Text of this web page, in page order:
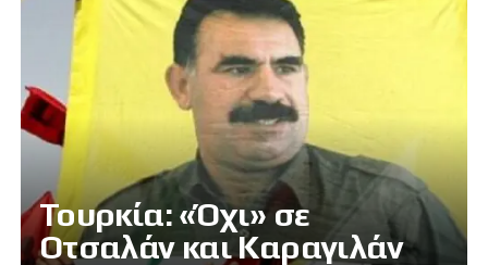
Τουρκία: «Όχι» σε
Οτσαλάν και Καραγιλάν